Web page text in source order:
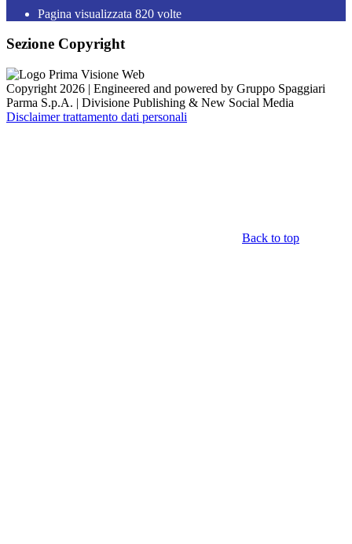
Pagina visualizzata 820 volte
Sezione Copyright
Copyright 2026 | Engineered and powered by Gruppo Spaggiari
Parma S.p.A. | Divisione Publishing & New Social Media
Disclaimer trattamento dati personali
Back to top